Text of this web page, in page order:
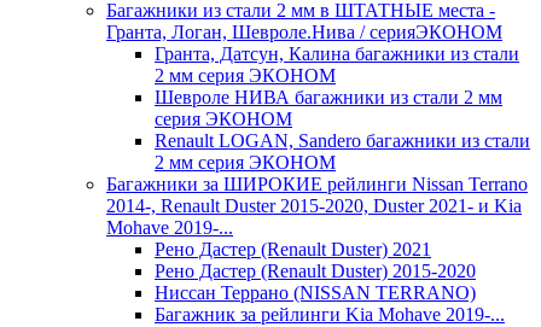
Багажники из стали 2 мм в ШТАТНЫЕ места -
Гранта, Логан, Шевроле.Нива / серияЭКОНОМ
Гранта, Датсун, Калина багажники из стали
2 мм серия ЭКОНОМ
Шевроле НИВА багажники из стали 2 мм
серия ЭКОНОМ
Renault LOGAN, Sandero багажники из стали
2 мм серия ЭКОНОМ
Багажники за ШИРОКИЕ рейлинги Nissan Terrano
2014-, Renault Duster 2015-2020, Duster 2021- и Kia
Mohave 2019-...
Рено Дастер (Renault Duster) 2021
Рено Дастер (Renault Duster) 2015-2020
Ниссан Террано (NISSAN TERRANO)
Багажник за рейлинги Kia Mohave 2019-...